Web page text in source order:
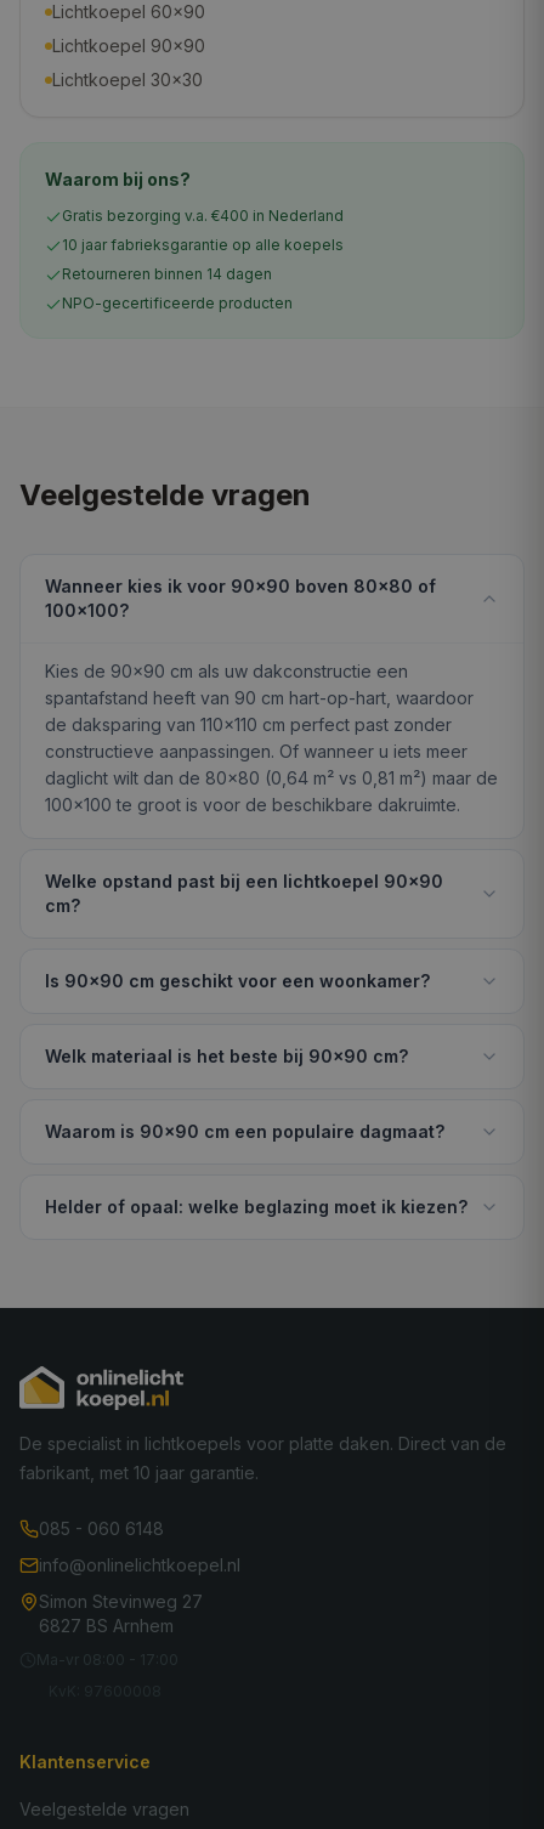
Lichtkoepel 60×90
Lichtkoepel 90×90
Lichtkoepel 30×30
Waarom bij ons?
Gratis bezorging v.a. €400 in Nederland
10 jaar fabrieksgarantie op alle koepels
Retourneren binnen 14 dagen
NPO-gecertificeerde producten
Veelgestelde vragen
Wanneer kies ik voor 90×90 boven 80×80 of
100×100?
Kies de 90×90 cm als uw dakconstructie een
spantafstand heeft van 90 cm hart-op-hart, waardoor
de daksparing van 110×110 cm perfect past zonder
constructieve aanpassingen. Of wanneer u iets meer
daglicht wilt dan de 80×80 (0,64 m² vs 0,81 m²) maar de
100×100 te groot is voor de beschikbare dakruimte.
Welke opstand past bij een lichtkoepel 90×90
cm?
Is 90×90 cm geschikt voor een woonkamer?
Welk materiaal is het beste bij 90×90 cm?
Waarom is 90×90 cm een populaire dagmaat?
Helder of opaal: welke beglazing moet ik kiezen?
De specialist in lichtkoepels voor platte daken. Direct van de
fabrikant, met 10 jaar garantie.
085 - 060 6148
info@onlinelichtkoepel.nl
Simon Stevinweg 27
6827 BS Arnhem
Ma-vr 08:00 - 17:00
Klantenservice
Veelgestelde vragen